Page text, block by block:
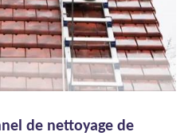
de nettoyage de